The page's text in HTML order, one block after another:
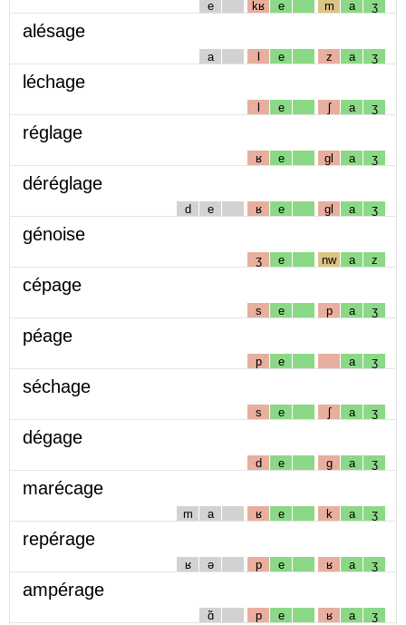
e kʁ e m a ʒ
alésage
a l e z a ʒ
léchage
l e ʃ a ʒ
réglage
ʁ e gl a ʒ
déréglage
d e ʁ e gl a ʒ
génoise
ʒ e nw a z
cépage
s e p a ʒ
péage
p e a ʒ
séchage
s e ʃ a ʒ
dégage
d e g a ʒ
marécage
m a ʁ e k a ʒ
repérage
ʁ ə p e ʁ a ʒ
ampérage
ɑ̃ p e ʁ a ʒ